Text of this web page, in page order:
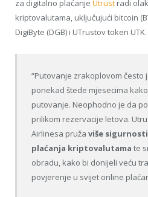
za digitalno plaćanje Utrust radi
kriptovalutama, uključujući bitcoin
DigiByte (DGB) i UTrustov token UTK.
“Putovanje zrakoplovom često
ponekad štede mjesecima
putovanje. Neophodno je da
prilikom rezervacije letova.
Airlinesa pružaviše
plaćanja kriptovalutama te
obradu, kako bi donijeli veću
povjerenje u svijet online